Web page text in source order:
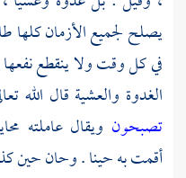
يصلح لجميع الأزمان كلها
في كل وقت ولا ينقطع نفعها
الغدوة والعشية قال الله
تصبحون ويقال عاملته
أقمت به حينا . وحان حين